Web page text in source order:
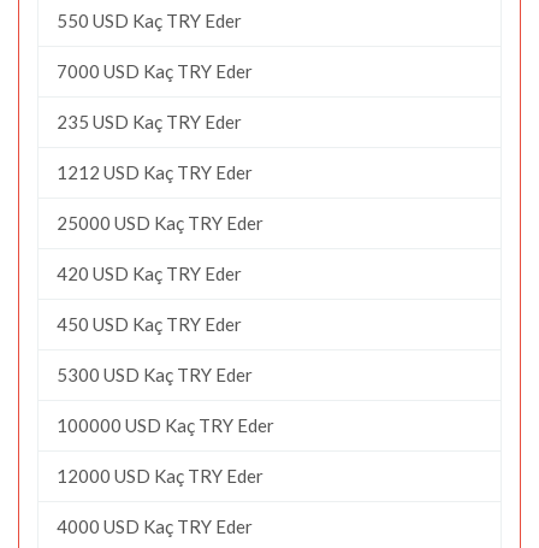
550 USD Kaç TRY Eder
7000 USD Kaç TRY Eder
235 USD Kaç TRY Eder
1212 USD Kaç TRY Eder
25000 USD Kaç TRY Eder
420 USD Kaç TRY Eder
450 USD Kaç TRY Eder
5300 USD Kaç TRY Eder
100000 USD Kaç TRY Eder
12000 USD Kaç TRY Eder
4000 USD Kaç TRY Eder